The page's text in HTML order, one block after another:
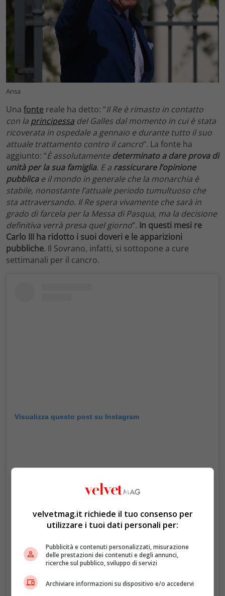
Ansa
Una fonte reale ha detto: “Il Re è rimasto in contatto
con la principessa del Galles dal momento in cui è stata
ricoverata in ospedale a gennaio e durante tutto il suo
attuale trattamento contro il cancro“. La fonte ha
aggiunto: “È assolutamente determinato a dare prova di
unità per la sua famiglia. E a rassicurare l’opinione
pubblicae il mondo in generale che la monarchia è
stabile, nonostante l’attuale periodo tumultuoso che
sta attraversando. Il Re spera vivamente che sarà in
grado di farcela per la Messa di Pasqua, ma la decisione
definitiva verrà presa quel giorno“. In questi mesi re
Carlo III ha ridotto i suoi doveri e le apparizioni
pubbliche. Il Sovrano, infatti, si sottopone a cure
settimanali per il cancro.
Visualizza questo post su Instagram
velvetmag.it richiede il tuo consenso per
utilizzare i tuoi dati personali per:
Pubblicità e contenuti personalizzati, misurazione
delle prestazioni dei contenuti e degli annunci,
ricerche sul pubblico, sviluppo di servizi
Archiviare informazioni su dispositivo e/o accedervi